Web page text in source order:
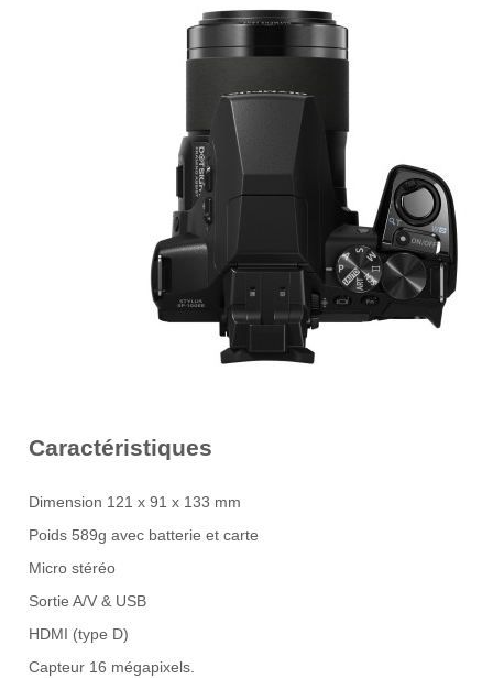
Caractéristiques
Dimension 121 x 91 x 133 mm
Poids 589g avec batterie et carte
Micro stéréo
Sortie A/V & USB
HDMI (type D)
Capteur 16 mégapixels.